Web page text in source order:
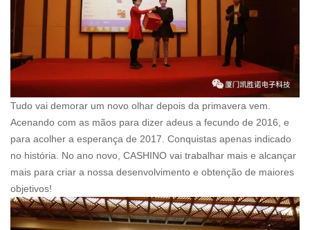
Tudo vai demorar um novo olhar depois da primavera vem.
Acenando com as mãos para dizer adeus a fecundo de 2016, e
para acolher a esperança de 2017. Conquistas apenas indicado
no história. No ano novo, CASHINO vai trabalhar mais e alcançar
mais para criar a nossa desenvolvimento e obtenção de maiores
objetivos!